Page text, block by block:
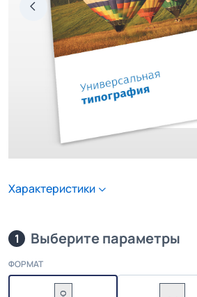
Характеристики
1 Выберите параметры
ФОРМАТ